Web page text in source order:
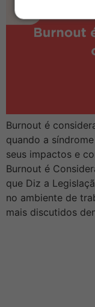
Burnout é
quando a
seus impactos e
Burnout é
que Diz a
no ambiente de
mais discutidos